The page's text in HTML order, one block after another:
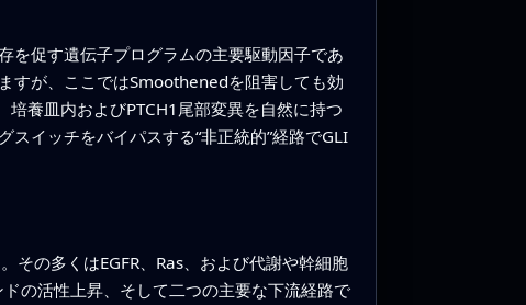
を促す遺伝子プログラムの主要駆動因子であ
すが、ここではSmoothenedを阻害しても効
養皿内およびPTCH1尾部変異を自然に持つ
イッチをバイパスする“非正統的”経路でGLI
その多くはEGFR、Ras、および代謝や幹細胞
の活性上昇、そして二つの主要な下流経路で